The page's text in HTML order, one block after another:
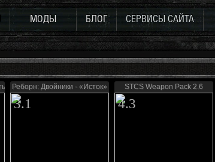
МОДЫ БЛОГ СЕРВИСЫ САЙТА
Зоной
Реборн: Двойники - «Исток»
3.1
STCS Weapon Pack 2.6
4.3